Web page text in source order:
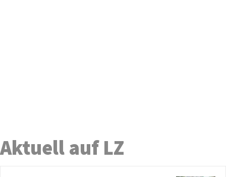
Aktuell auf LZ